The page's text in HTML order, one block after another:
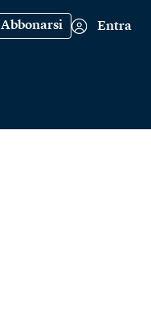
Abbonarsi Entra